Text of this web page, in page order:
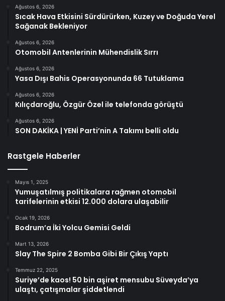
Ağustos 6, 2026
Sıcak Hava Etkisini Sürdürürken, Kuzey ve Doğuda Yerel
Sağanak Bekleniyor
Ağustos 6, 2026
Otomobil Antenlerinin Mühendislik Sırrı
Ağustos 6, 2026
Yasa Dışı Bahis Operasyonunda 66 Tutuklama
Ağustos 6, 2026
Kılıçdaroğlu, Özgür Özel ile telefonda görüştü
Ağustos 6, 2026
SON DAKİKA | YENİ Parti’nin A Takımı belli oldu
Rastgele Haberler
Mayıs 1, 2025
Yumuşatılmış politikalara rağmen otomobil
tarifelerinin etkisi 12.000 dolara ulaşabilir
Ocak 19, 2026
Bodrum’a İki Yolcu Gemisi Geldi
Mart 13, 2026
Slay The Spire 2 Bomba Gibi Bir Çıkış Yaptı
Temmuz 22, 2025
Suriye’de kaos! 50 bin aşiret mensubu Süveyda’ya
ulaştı, çatışmalar şiddetlendi